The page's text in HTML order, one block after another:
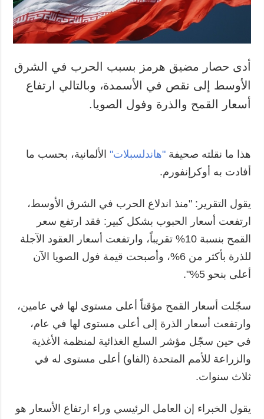
أدى حصار مضيق هرمز بسبب الحرب في الشرق
الأوسط إلى نقص في الأسمدة، وبالتالي ارتفاع
أسعار القمح والذرة وفول الصويا.
هذا ما نقلته صحيفة"هاندلسبلات" الألمانية، بحسب ما
أفادت به أوكرإنفورم.
يقول التقرير: "منذ اندلاع الحرب في الشرق الأوسط،
ارتفعت أسعار الحبوب بشكل كبير: فقد ارتفع سعر
القمح بنسبة 10% تقريباً، وارتفعت أسعار العقود الآجلة
للذرة بأكثر من 6%، وأصبحت قيمة فول الصويا الآن
أعلى بنحو 5%".
سجّلت أسعار القمح مؤقتاً أعلى مستوى لها في عامين،
وارتفعت أسعار الذرة إلى أعلى مستوى لها في عام،
في حين سجّل مؤشر السلع الغذائية لمنظمة الأغذية
والزراعة للأمم المتحدة (الفاو) أعلى مستوى له في
ثلاث سنوات.
يقول الخبراء إن العامل الرئيسي وراء ارتفاع الأسعار هو